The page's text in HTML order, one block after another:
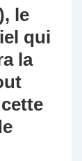
le
qui
la